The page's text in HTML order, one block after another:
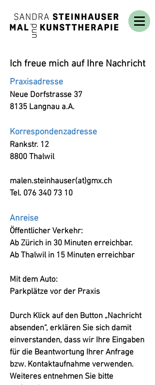
Ich freue mich auf Ihre Nachricht
Praxisadresse
Neue Dorfstrasse 37
8135 Langnau a.A.
Korrespondenzadresse
Rankstr. 12
8800 Thalwil
malen.steinhauser(at)gmx.ch
Tel. 076 340 73 10
Anreise
Öffentlicher Verkehr:
Ab Zürich in 30 Minuten erreichbar.
Ab Thalwil in 15 Minuten erreichbar
Mit dem Auto:
Parkplätze vor der Praxis
Durch Klick auf den Button „Nachricht
absenden“, erklären Sie sich damit
einverstanden, dass wir Ihre Eingaben
für die Beantwortung Ihrer Anfrage
bzw. Kontaktaufnahme verwenden.
Weiteres entnehmen Sie bitte